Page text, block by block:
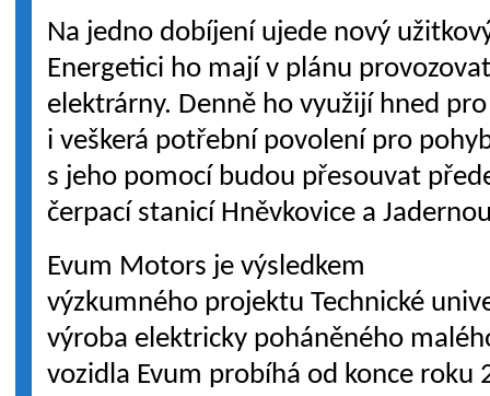
Na jedno dobíjení ujede nový
Energetici ho mají v plánu
elektrárny. Denně ho využijí hned
i veškerá potřební povolení pro
s jeho pomocí budou přesouvat
čerpací stanicí Hněvkovice a
Evum Motors je výsledkem
výzkumného projektu Technické
výroba elektricky poháněného
vozidla Evum probíhá od konce roku